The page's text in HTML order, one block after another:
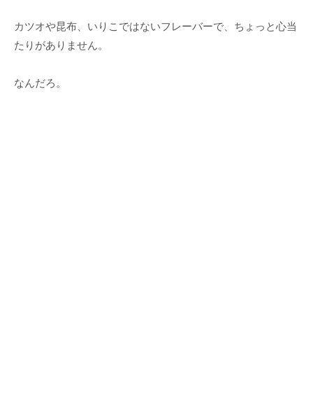
カツオや昆布、いりこではないフレーバーで、ちょっと心当
たりがありません。
なんだろ。